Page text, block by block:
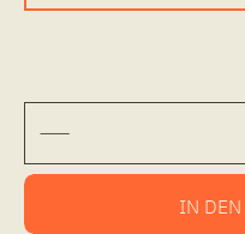
IN DEN